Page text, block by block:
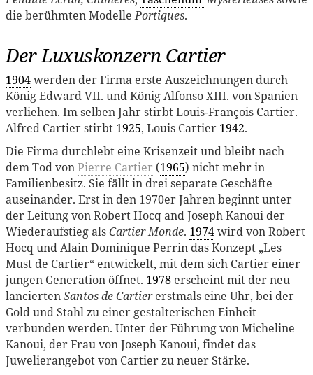
die berühmten ModellePortiques.
Der Luxuskonzern Cartier
1904werden der Firma erste Auszeichnungen durch
König Edward VII. und König Alfonso XIII. von Spanien
verliehen. Im selben Jahr stirbt Louis-François Cartier.
Alfred Cartier stirbt 1925, Louis Cartier 1942.
Die Firma durchlebt eine Krisenzeit und bleibt nach
dem Tod vonPierre Cartier (1965) nicht mehr in
Familienbesitz. Sie fällt in drei separate Geschäfte
auseinander. Erst in den 1970er Jahren beginnt unter
der Leitung von Robert Hocq and Joseph Kanoui der
Wiederaufstieg alsCartier Monde. 1974wird von Robert
Hocq und Alain Dominique Perrin das Konzept „Les
Must de Cartier“ entwickelt, mit dem sich Cartier einer
jungen Generation öffnet. 1978 erscheint mit der neu
lanciertenSantos de Cartiererstmals eine Uhr, bei der
Gold und Stahl zu einer gestalterischen Einheit
verbunden werden. Unter der Führung von Micheline
Kanoui, der Frau von Joseph Kanoui, findet das
Juwelierangebot von Cartier zu neuer Stärke.